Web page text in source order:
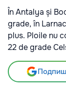
În Antalya și
grade, în
plus. Ploile nu
22 de grade